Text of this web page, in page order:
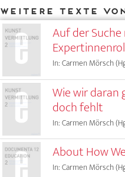
Weitere Texte
Auf der
In: Carmen Mörsch
Wie wir daran
doch fehlt
In: Carmen Mörsch
About How
In: Carmen Mörsch